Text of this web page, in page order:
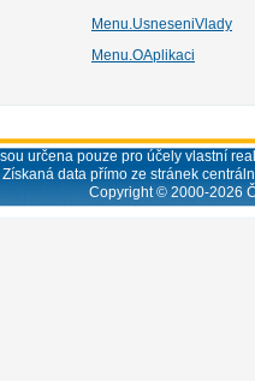
Menu.UsneseniVlady
Menu.OAplikaci
určena pouze pro účely vlastní
Získaná data přímo ze stránek
Copyright © 2000-2026